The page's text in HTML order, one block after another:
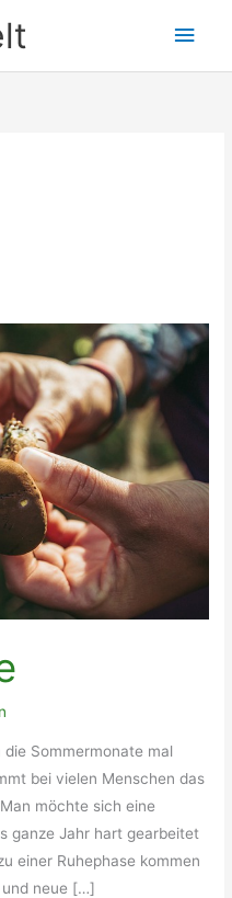
Sommermonate mal
bei vielen Menschen das
möchte sich eine
ganze Jahr hart gearbeitet
einer Ruhephase kommen
und neue […]